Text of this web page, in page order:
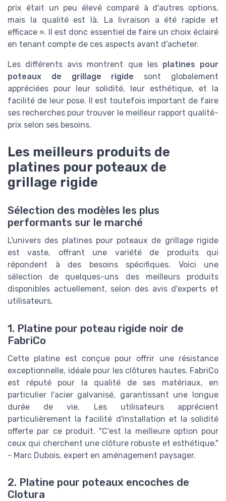
prix était un peu élevé comparé à d'autres options,
mais la qualité est là. La livraison a été rapide et
efficace ». Il est donc essentiel de faire un choix éclairé
en tenant compte de ces aspects avant d'acheter.
Les différents avis montrent que les platines pour
poteaux de grillage rigide sont globalement
appréciées pour leur solidité, leur esthétique, et la
facilité de leur pose. Il est toutefois important de faire
ses recherches pour trouver le meilleur rapport qualité-
prix selon ses besoins.
Les meilleurs produits de
platines pour poteaux de
grillage rigide
Sélection des modèles les plus
performants sur le marché
L'univers des platines pour poteaux de grillage rigide
est vaste, offrant une variété de produits qui
répondent à des besoins spécifiques. Voici une
sélection de quelques-uns des meilleurs produits
disponibles actuellement, selon des avis d'experts et
utilisateurs.
1. Platine pour poteau rigide noir de
FabriCo
Cette platine est conçue pour offrir une résistance
exceptionnelle, idéale pour les clôtures hautes. FabriCo
est réputé pour la qualité de ses matériaux, en
particulier l'acier galvanisé, garantissant une longue
durée de vie. Les utilisateurs apprécient
particulièrement la facilité d'installation et la solidité
offerte par ce produit. "C'est la meilleure option pour
ceux qui cherchent une clôture robuste et esthétique."
- Marc Dubois, expert en aménagement paysager.
2. Platine pour poteaux encoches de
Clotura